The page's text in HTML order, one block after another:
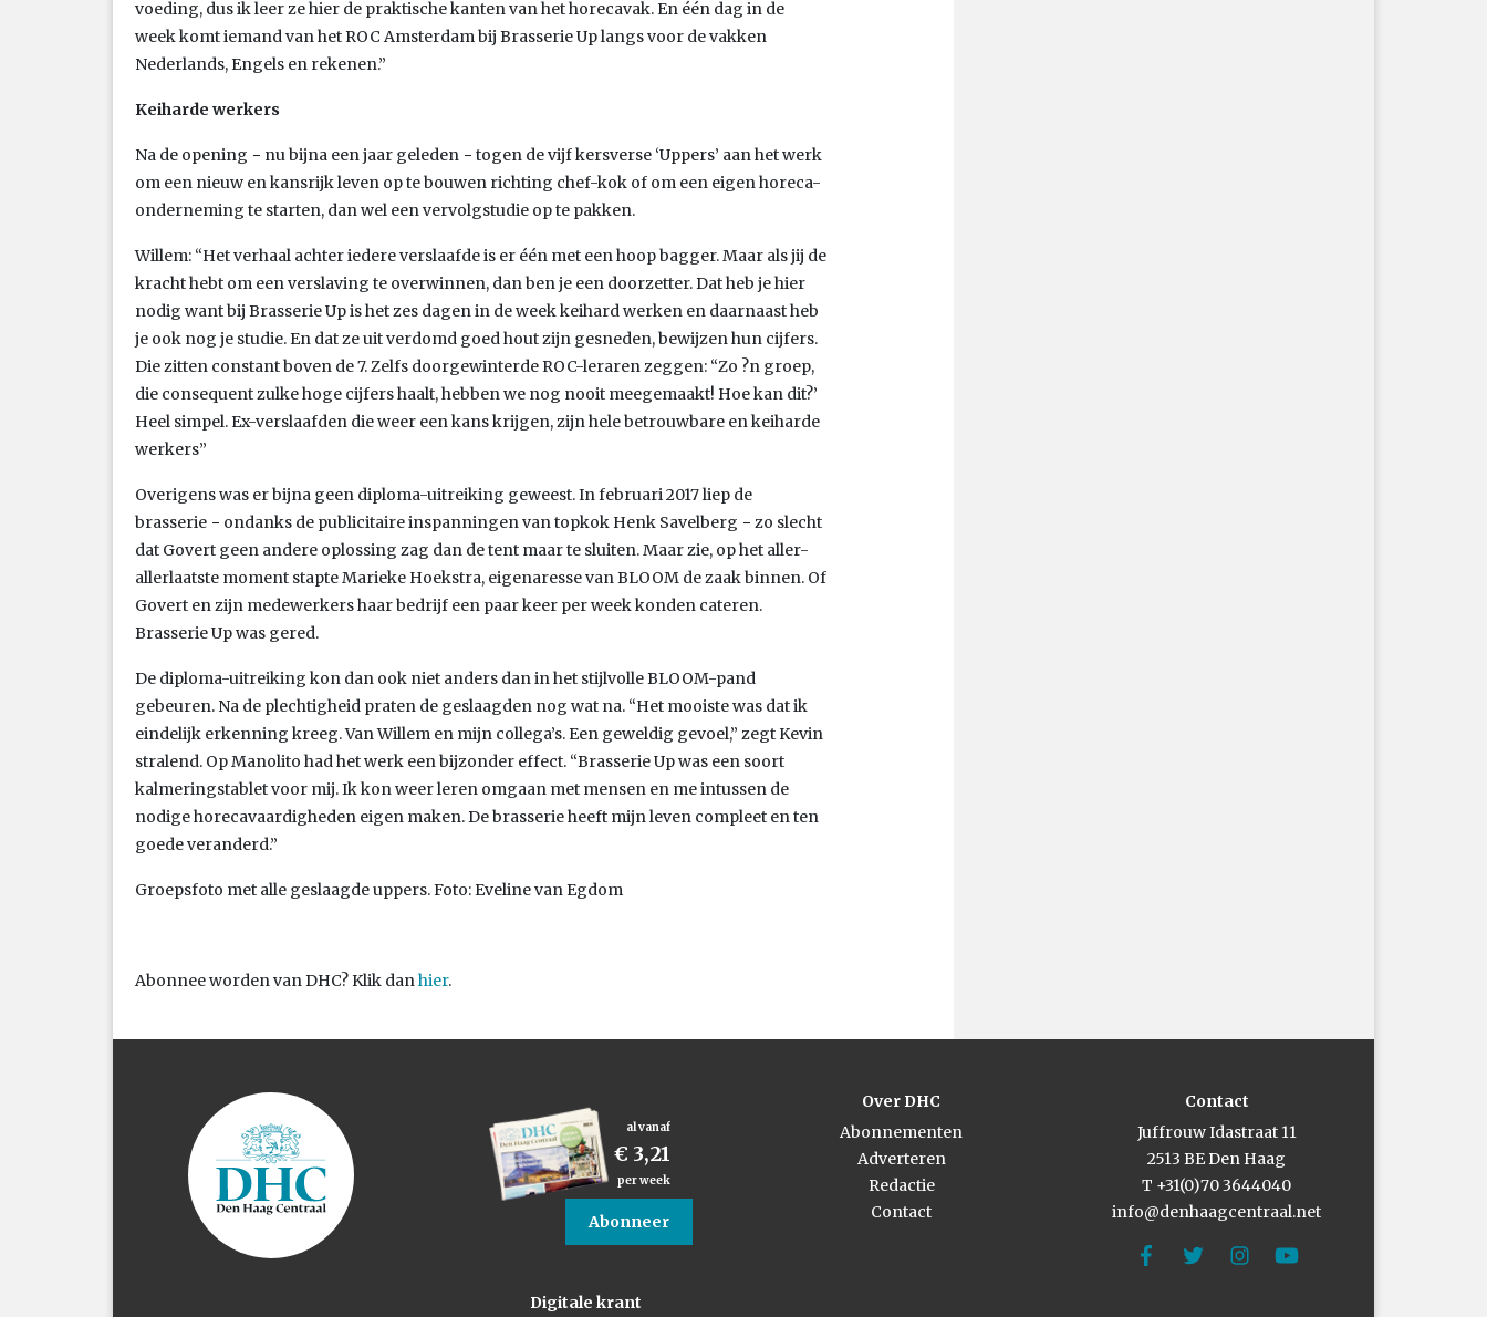
voeding, dus ik leer ze hier de praktische kanten van het horecavak. En één dag in de
week komt iemand van het ROC Amsterdam bij Brasserie Up langs voor de vakken
Nederlands, Engels en rekenen.”
Keiharde werkers
Na de opening − nu bijna een jaar geleden − togen de vijf kersverse ‘Uppers’ aan het werk
om een nieuw en kansrijk leven op te bouwen richting chef-kok of om een eigen horeca-
onderneming te starten, dan wel een vervolgstudie op te pakken.
Willem: “Het verhaal achter iedere verslaafde is er één met een hoop bagger. Maar als jij de
kracht hebt om een verslaving te overwinnen, dan ben je een doorzetter. Dat heb je hier
nodig want bij Brasserie Up is het zes dagen in de week keihard werken en daarnaast heb
je ook nog je studie. En dat ze uit verdomd goed hout zijn gesneden, bewijzen hun cijfers.
Die zitten constant boven de 7. Zelfs doorgewinterde ROC-leraren zeggen: “Zo ?n groep,
die consequent zulke hoge cijfers haalt, hebben we nog nooit meegemaakt! Hoe kan dit?’
Heel simpel. Ex-verslaafden die weer een kans krijgen, zijn hele betrouwbare en keiharde
werkers”
Overigens was er bijna geen diploma-uitreiking geweest. In februari 2017 liep de
brasserie − ondanks de publicitaire inspanningen van topkok Henk Savelberg − zo slecht
dat Govert geen andere oplossing zag dan de tent maar te sluiten. Maar zie, op het aller-
allerlaatste moment stapte Marieke Hoekstra, eigenaresse van BLOOM de zaak binnen. Of
Govert en zijn medewerkers haar bedrijf een paar keer per week konden cateren.
Brasserie Up was gered.
De diploma-uitreiking kon dan ook niet anders dan in het stijlvolle BLOOM-pand
gebeuren. Na de plechtigheid praten de geslaagden nog wat na. “Het mooiste was dat ik
eindelijk erkenning kreeg. Van Willem en mijn collega’s. Een geweldig gevoel,” zegt Kevin
stralend. Op Manolito had het werk een bijzonder effect. “Brasserie Up was een soort
kalmeringstablet voor mij. Ik kon weer leren omgaan met mensen en me intussen de
nodige horecavaardigheden eigen maken. De brasserie heeft mijn leven compleet en ten
goede veranderd.”
Groepsfoto met alle geslaagde uppers. Foto: Eveline van Egdom
Abonnee worden van DHC? Klik dan hier.
al vanaf
€ 3,21
per week
Abonneer
Digitale krant
Over DHC
Abonnementen
Adverteren
Redactie
Contact
Contact
Juffrouw Idastraat 11
2513 BE Den Haag
T +31(0)70 3644040
info@denhaagcentraal.net